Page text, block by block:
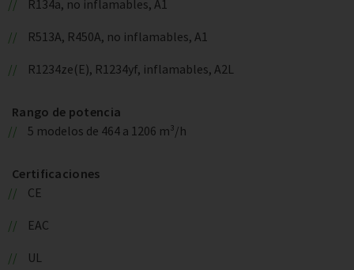
R134a, no inflamables, A1
R513A, R450A, no inflamables, A1
R1234ze(E), R1234yf, inflamables, A2L
Rango de potencia
5 modelos de 464 a 1206 m³/h
Certificaciones
CE
EAC
UL